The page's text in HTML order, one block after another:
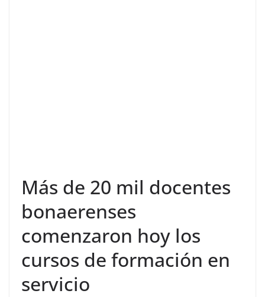
Más de 20 mil docentes
bonaerenses
comenzaron hoy los
cursos de formación en
servicio